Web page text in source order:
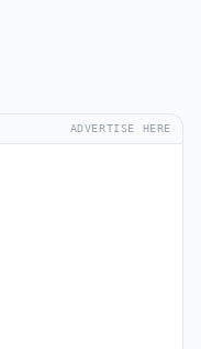
ADVERTISE HERE